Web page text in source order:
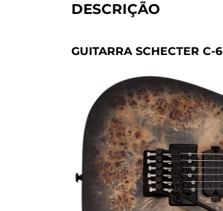
DESCRIÇÃO
GUITARRA SCHECTER